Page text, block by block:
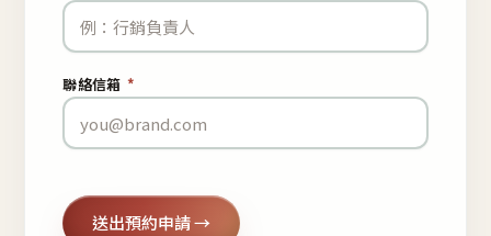
聯絡信箱 *
送出預約申請 →